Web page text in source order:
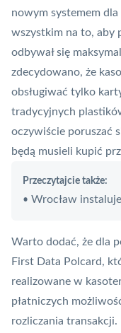
nowym systemem
wszystkim na to, aby
odbywał się
zdecydowano, że
obsługiwać tylko
tradycyjnych
oczywiście poruszać
będą musieli kupić
Przeczytajcie także:
• Wrocław
Warto dodać, że dla
First Data Polcard,
realizowane w
płatniczych
rozliczania